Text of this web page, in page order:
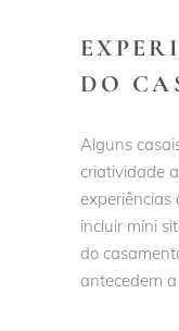
DO
Alguns
criatividade
experiências
incluir mini
do
antecedem